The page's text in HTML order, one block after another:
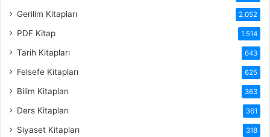
Gerilim Kitapları 2.052
PDF Kitap 1.514
Tarih Kitapları 643
Felsefe Kitapları 625
Bilim Kitapları 363
Ders Kitapları 361
Siyaset Kitapları 318